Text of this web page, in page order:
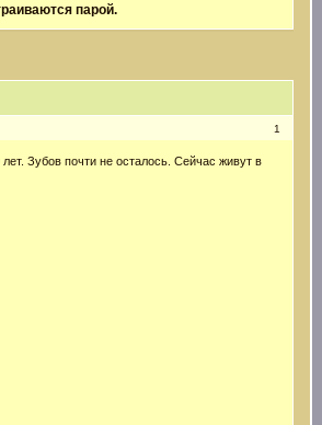
парой.
1
Зубов почти не осталось. Сейчас живут в